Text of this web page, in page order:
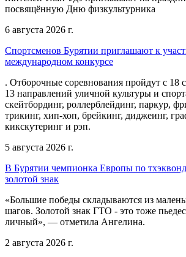
посвящённую Дню физкультурника
6 августа 2026 г.
Спортсменов Бурятии приглашают к
международном конкурсе
. Отборочные соревнования пройдут с 18
13 направлений уличной культуры и
скейтбординг, роллерблейдинг, паркур,
трикинг, хип-хоп, брейкинг, диджеинг,
кикскутеринг и рэп.
5 августа 2026 г.
В Бурятии чемпионка Европы по
золотой знак
«Большие победы складываются из
шагов. Золотой знак ГТО - это тоже
личный», — отметила Ангелина.
2 августа 2026 г.